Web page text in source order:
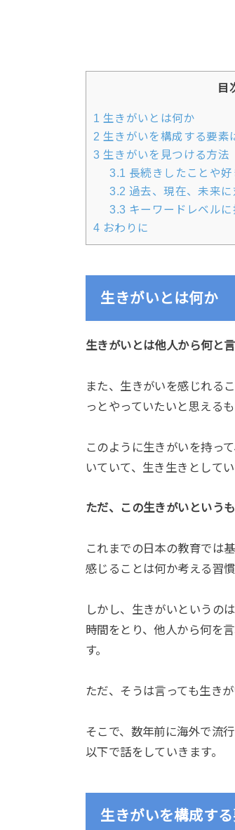
目
1 生きがいとは何か
2 生きがいを構成する要素
3 生きがいを見つける方法
3.1 長続きしたことや
3.2 過去、現在、未来
3.3 キーワードレベル
4 おわりに
生きがいとは何か
生きがいとは他人から何と
また、生きがいを感じれる
っとやっていたいと思えるも
このように生きがいを持っ
いていて、生き生きとしてい
ただ、この生きがいという
これまでの日本の教育では
感じることは何か考える習
しかし、生きがいというの
時間をとり、他人から何を
す。
ただ、そうは言っても生き
そこで、数年前に海外で流
以下で話をしていきます。
生きがいを構成す